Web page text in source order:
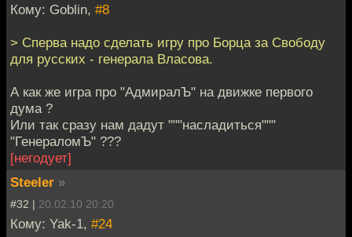
Кому: Goblin, #8
> Сперва надо сделать игру про Борца за Свободу
для русских - генерала Власова.
А как же игра про "АдмиралЪ" на движке первого
дума ?
Или так сразу нам дадут """насладиться"""
"ГенераломЪ" ???
[негодует]
Steeler »
#32 | 20.02.10 20:20
Кому: Yak-1, #24